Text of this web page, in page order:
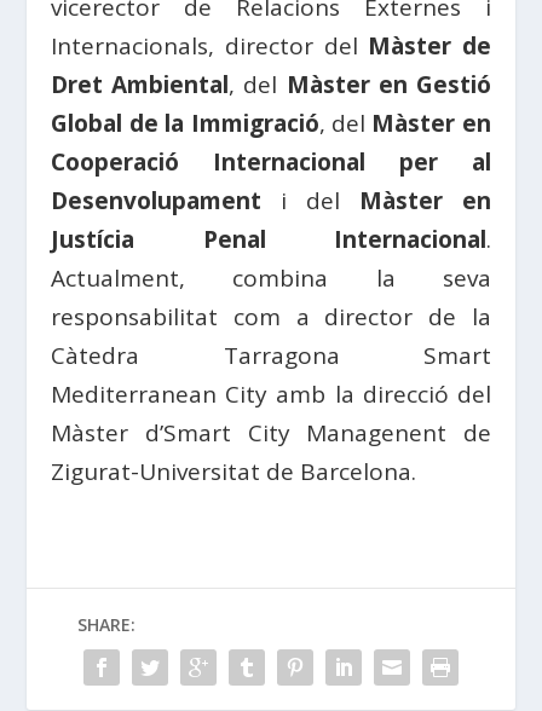
vicerector de Relacions Externes i
Internacionals, director del Màster de
Dret Ambiental, del Màster en Gestió
Global de la Immigració, del Màster en
Cooperació Internacional per al
Desenvolupament i del Màster en
Justícia Penal Internacional.
Actualment, combina la seva
responsabilitat com a director de la
Càtedra Tarragona Smart
Mediterranean City amb la direcció del
Màster d’Smart City Managenent de
Zigurat-Universitat de Barcelona.
SHARE: